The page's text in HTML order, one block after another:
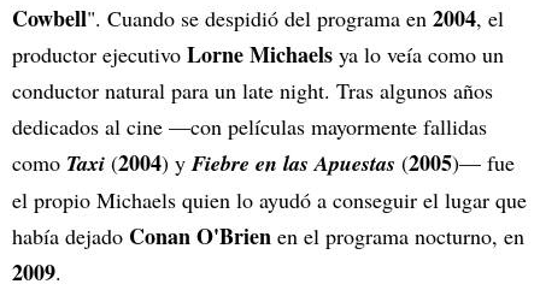
Cowbell". Cuando se despidió del programa en 2004, el
productor ejecutivo Lorne Michaels ya lo veía como un
conductor natural para un late night. Tras algunos años
dedicados al cine —con películas mayormente fallidas
como Taxi (2004) yFiebre en las Apuestas (2005)— fue
el propio Michaels quien lo ayudó a conseguir el lugar que
había dejado Conan O'Brien en el programa nocturno, en
2009.